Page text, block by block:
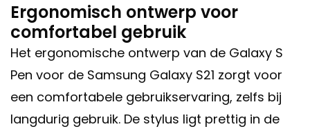
Ergonomisch ontwerp voor
comfortabel gebruik
Het ergonomische ontwerp van de Galaxy S
Pen voor de Samsung Galaxy S21 zorgt voor
een comfortabele gebruikservaring, zelfs bij
langdurig gebruik. De stylus ligt prettig in de